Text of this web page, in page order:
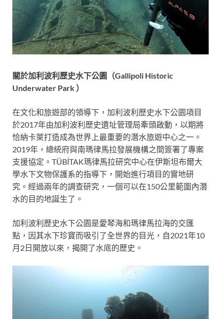
關於加利波利歷史水下公園 （Gallipoli Historic
Underwater Park ）
在文化和旅遊部的領導下，加利波利歷史水下公園項目
於2017年由加利波利歷史遺址管理局牽頭啟動，以期將
恰納卡萊打造成為世界上最重要的潛水旅遊中心之一。
2019年，總統府與南瑪律馬拉發展機構之間簽署了專案
支援協定。TÜBİTAK瑪律馬拉研究中心在伊斯坦布爾大
學水下文物保護系的指導下，開始進行項目的實地研
究。經過兩年的調查研究，一個可以在150公里範圍內潛
水的目的地誕生了。
加利波利歷史水下公園是愛琴海和瑪律馬拉海的交匯
點，因其水下珍寶而吸引了全世界的目光，自2021年10
月2日開放以來，揭開了水底的歷史。